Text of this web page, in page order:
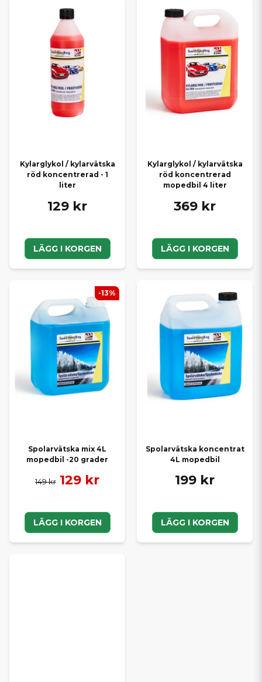
Kylarglykol / kylarvätska
röd koncentrerad - 1
liter
129 kr
LÄGG I KORGEN
Kylarglykol / kylarvätska
röd koncentrerad
mopedbil 4 liter
369 kr
LÄGG I KORGEN
Spolarvätska mix 4L
mopedbil -20 grader
149 kr 129 kr
LÄGG I KORGEN
-13%
Spolarvätska koncentrat
4L mopedbil
199 kr
LÄGG I KORGEN